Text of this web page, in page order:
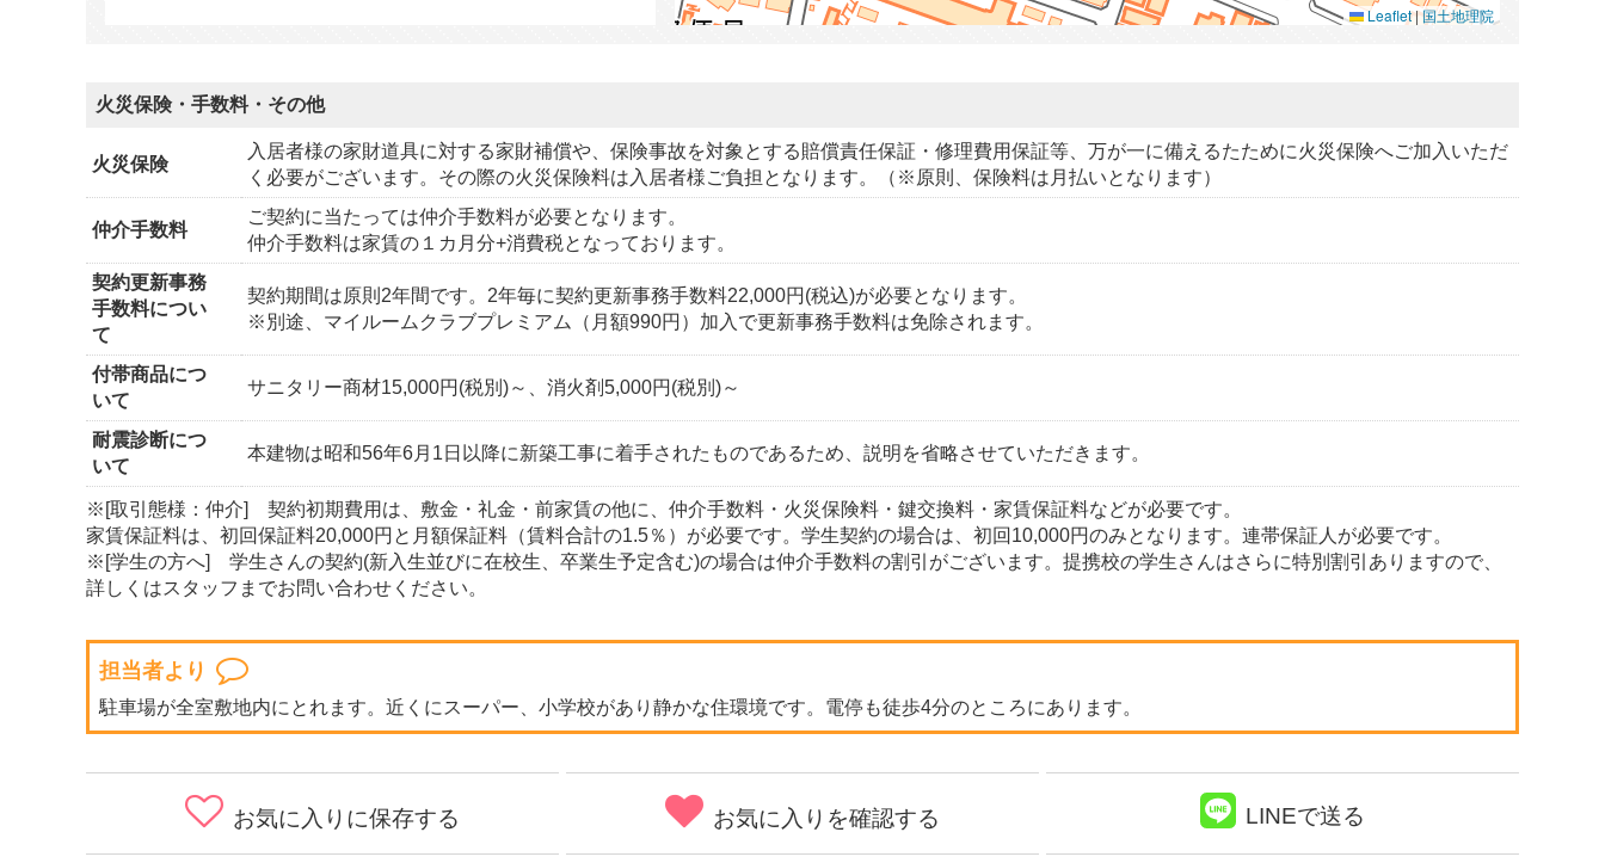
Leaflet|国土地理院
火災保険・手数料・その他
火災保険
入居者様の家財道具に対する家財補償や、保険事故を対象とする賠償責任保証・修理費用保証等、万が一に備えるたために火災保険へご加入いただ
く必要がございます。その際の火災保険料は入居者様ご負担となります。（※原則、保険料は月払いとなります）
仲介手数料
ご契約に当たっては仲介手数料が必要となります。
仲介手数料は家賃の１カ月分+消費税となっております。
契約更新事務
手数料につい
て
契約期間は原則2年間です。2年毎に契約更新事務手数料22,000円(税込)が必要となります。
※別途、マイルームクラブプレミアム（月額990円）加入で更新事務手数料は免除されます。
付帯商品につ
いて
サニタリー商材15,000円(税別)～、消火剤5,000円(税別)～
耐震診断につ
いて
本建物は昭和56年6月1日以降に新築工事に着手されたものであるため、説明を省略させていただきます。
※[取引態様：仲介] 契約初期費用は、敷金・礼金・前家賃の他に、仲介手数料・火災保険料・鍵交換料・家賃保証料などが必要です。
家賃保証料は、初回保証料20,000円と月額保証料（賃料合計の1.5％）が必要です。学生契約の場合は、初回10,000円のみとなります。連帯保証人が必要です。
※[学生の方へ] 学生さんの契約(新入生並びに在校生、卒業生予定含む)の場合は仲介手数料の割引がございます。提携校の学生さんはさらに特別割引ありますので、
詳しくはスタッフまでお問い合わせください。
担当者より
駐車場が全室敷地内にとれます。近くにスーパー、小学校があり静かな住環境です。電停も徒歩4分のところにあります。
お気に入りに保存する お気に入りを確認する LINEで送る